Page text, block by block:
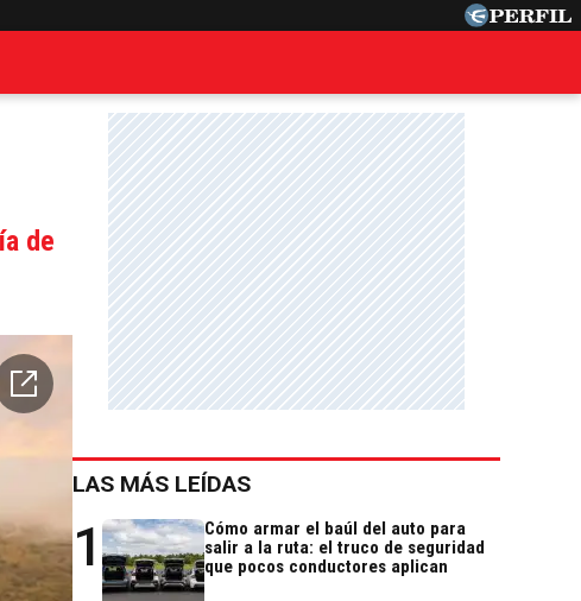
de
LAS MÁS LEÍDAS
1
Cómo armar el baúl del auto para
salir a la ruta: el truco de seguridad
que pocos conductores aplican